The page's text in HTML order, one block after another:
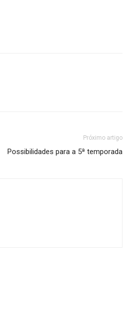
Próximo artigo
Possibilidades para a 5ª temporada